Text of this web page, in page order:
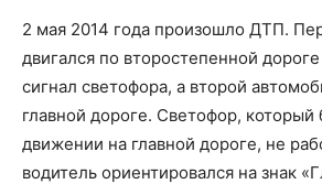
2 мая 2014 года произошло ДТП.
двигался по второстепенной
сигнал светофора, а второй
главной дороге. Светофор,
движении на главной дороге, не
водитель ориентировался на знак